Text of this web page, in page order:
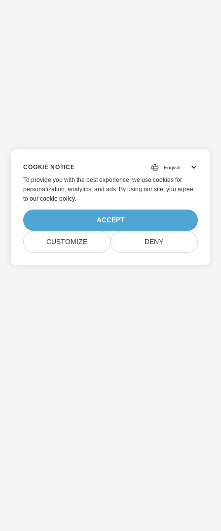
COOKIE NOTICE
To provide you with the best experience, we use cookies for
personalization, analytics, and ads. By using our site, you agree
toour cookie policy.
ACCEPT
CUSTOMIZE DENY